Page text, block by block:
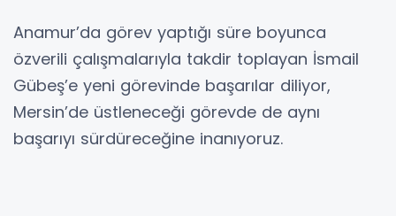
Anamur’da görev yaptığı süre boyunca
özverili çalışmalarıyla takdir toplayan İsmail
Gübeş’e yeni görevinde başarılar diliyor,
Mersin’de üstleneceği görevde de aynı
başarıyı sürdüreceğine inanıyoruz.